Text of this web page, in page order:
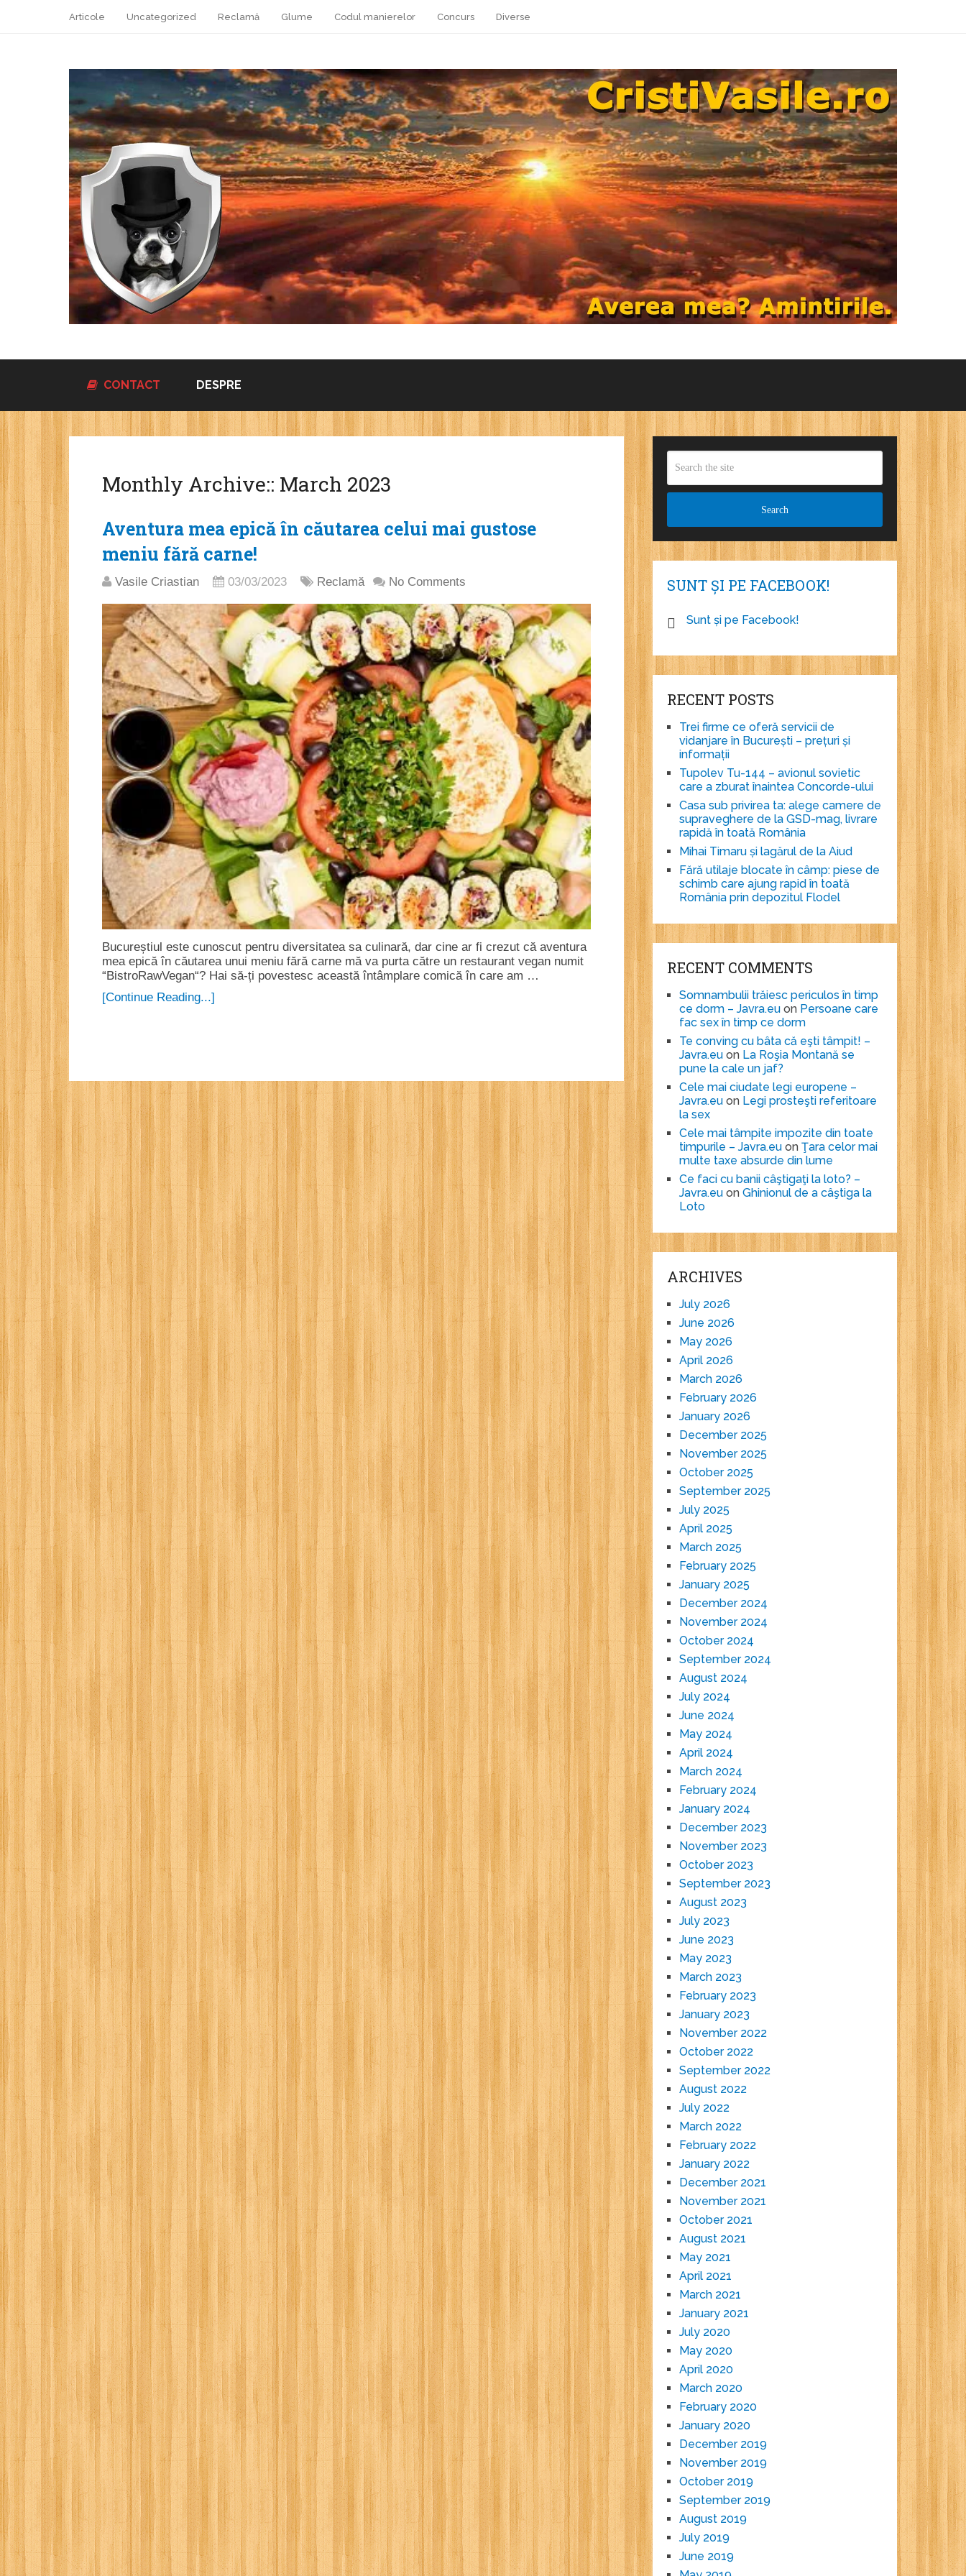
Articole Uncategorized Reclamă Glume Codul manierelor Concurs Diverse
CONTACT DESPRE
Monthly Archive:: March 2023
Aventura mea epică în căutarea celui mai gustose
meniu fără carne!
Vasile Criastian 03/03/2023 Reclamă No Comments
Bucureștiul este cunoscut pentru diversitatea sa culinară, dar cine ar fi crezut că aventura
mea epică în căutarea unui meniu fără carne mă va purta către un restaurant vegan numit
“BistroRawVegan“? Hai să-ți povestesc această întâmplare comică în care am …
[Continue Reading...]
SUNT ȘI PE FACEBOOK!
Sunt și pe Facebook!
RECENT POSTS
Trei firme ce oferă servicii de
vidanjare în București – prețuri și
informații
Tupolev Tu-144 – avionul sovietic
care a zburat înaintea Concorde-ului
Casa sub privirea ta: alege camere de
supraveghere de la GSD-mag, livrare
rapidă în toată România
Mihai Timaru și lagărul de la Aiud
Fără utilaje blocate în câmp: piese de
schimb care ajung rapid în toată
România prin depozitul Flodel
RECENT COMMENTS
Somnambulii trăiesc periculos în timp
ce dorm – Javra.eu on Persoane care
fac sex în timp ce dorm
Te conving cu bâta că eşti tâmpit! –
Javra.eu on La Roşia Montană se
pune la cale un jaf?
Cele mai ciudate legi europene –
Javra.eu on Legi prosteşti referitoare
la sex
Cele mai tâmpite impozite din toate
timpurile – Javra.eu onŢara celor mai
multe taxe absurde din lume
Ce faci cu banii câştigaţi la loto? –
Javra.eu onGhinionul de a câştiga la
Loto
ARCHIVES
July 2026
June 2026
May 2026
April 2026
March 2026
February 2026
January 2026
December 2025
November 2025
October 2025
September 2025
July 2025
April 2025
March 2025
February 2025
January 2025
December 2024
November 2024
October 2024
September 2024
August 2024
July 2024
June 2024
May 2024
April 2024
March 2024
February 2024
January 2024
December 2023
November 2023
October 2023
September 2023
August 2023
July 2023
June 2023
May 2023
March 2023
February 2023
January 2023
November 2022
October 2022
September 2022
August 2022
July 2022
March 2022
February 2022
January 2022
December 2021
November 2021
October 2021
August 2021
May 2021
April 2021
March 2021
January 2021
July 2020
May 2020
April 2020
March 2020
February 2020
January 2020
December 2019
November 2019
October 2019
September 2019
August 2019
July 2019
June 2019